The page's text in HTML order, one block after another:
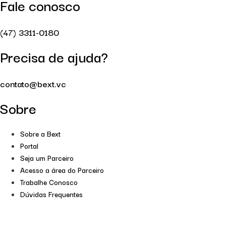
Fale conosco
(47) 3311-0180
Precisa de ajuda?
contato@bext.vc
Sobre
Sobre a Bext
Portal
Seja um Parceiro
Acesso a área do Parceiro
Trabalhe Conosco
Dúvidas Frequentes